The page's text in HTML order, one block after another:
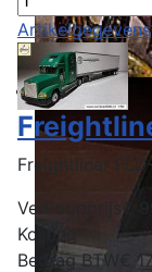
Artikelgegevens
Freightliner
Verkoopprijs€
Korting
Bedrag BTW
€